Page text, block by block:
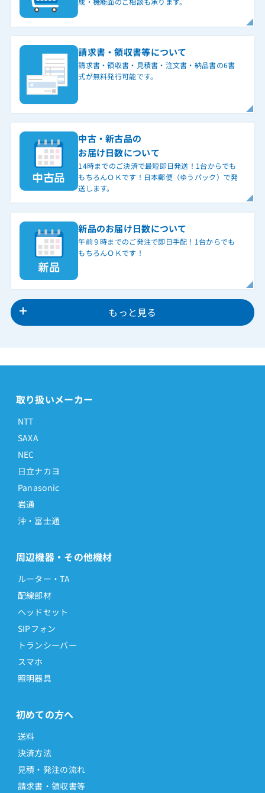
請求書・領収書等について
請求書・領収書・見積書・注文書・納品書の6書
式が無料発行可能です。
中古・新古品の
お届け日数について
14時までのご決済で最短即日発送！1台からでも
もちろんＯＫです！日本郵便（ゆうパック）で発
送します。
新品のお届け日数について
午前９時までのご発注で即日手配！1台からでも
もちろんＯＫです！
もっと見る
取り扱いメーカー
NTT
SAXA
NEC
日立ナカヨ
Panasonic
岩通
沖・富士通
周辺機器・その他機材
ルーター・TA
配線部材
ヘッドセット
SIPフォン
トランシーバー
スマホ
照明器具
初めての方へ
送料
決済方法
見積・発注の流れ
請求書・領収書等